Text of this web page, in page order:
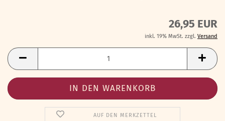
26,95 EUR
inkl. 19% MwSt. zzgl. Versand
AUF DEN MERKZETTEL